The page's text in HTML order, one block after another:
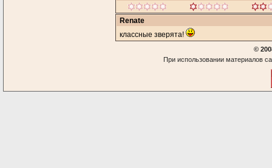
Renate
классные зверята!
©
При использовании материалов